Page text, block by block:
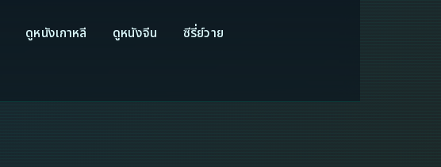
ดูหนังเกาหลี ดูหนังจีน
ซีรี่ย์วาย